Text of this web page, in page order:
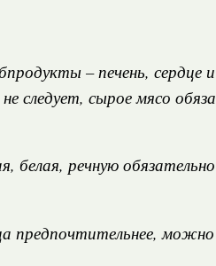
– печень, сердце
следует, сырое мясо
белая, речную
предпочтительнее,